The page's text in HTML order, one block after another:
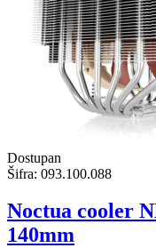
Dostupan
Šifra: 093.100.088
Noctua cooler
140mm